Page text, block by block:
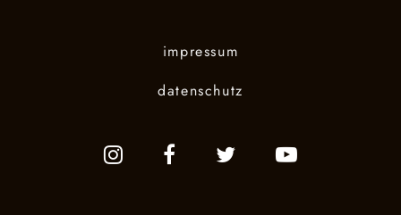
impressum
datenschutz